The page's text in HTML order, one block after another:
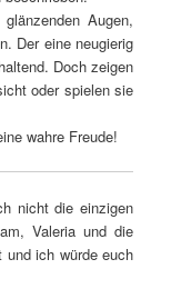
Augen,
Der eine neugierig
Doch zeigen
oder spielen sie
wahre Freude!
nicht die einzigen
Valeria und die
und ich würde euch